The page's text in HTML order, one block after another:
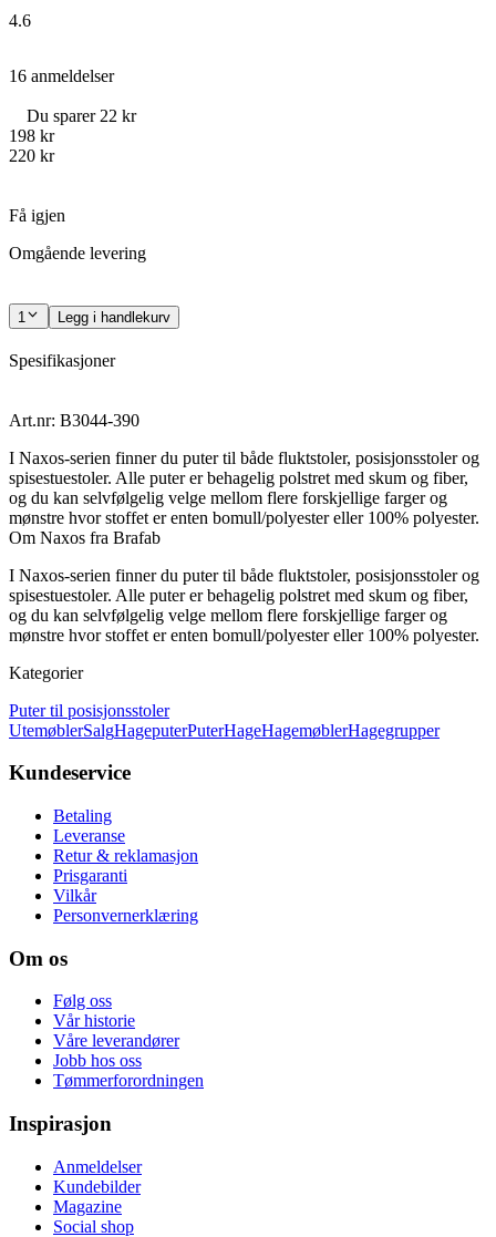
4.6
16 anmeldelser
Du sparer 22 kr
198 kr
220 kr
Få igjen
Omgående levering
1 Legg i handlekurv
Spesifikasjoner
Art.nr: B3044-390
I Naxos-serien finner du puter til både fluktstoler, posisjonsstoler og
spisestuestoler. Alle puter er behagelig polstret med skum og fiber,
og du kan selvfølgelig velge mellom flere forskjellige farger og
mønstre hvor stoffet er enten bomull/polyester eller 100% polyester.
Om Naxos fra Brafab
I Naxos-serien finner du puter til både fluktstoler, posisjonsstoler og
spisestuestoler. Alle puter er behagelig polstret med skum og fiber,
og du kan selvfølgelig velge mellom flere forskjellige farger og
mønstre hvor stoffet er enten bomull/polyester eller 100% polyester.
Kategorier
Puter til posisjonsstoler
UtemøblerSalgHageputerPuterHageHagemøblerHagegrupper
Kundeservice
Betaling
Leveranse
Retur & reklamasjon
Prisgaranti
Vilkår
Personvernerklæring
Om os
Følg oss
Vår historie
Våre leverandører
Jobb hos oss
Tømmerforordningen
Inspirasjon
Anmeldelser
Kundebilder
Magazine
Social shop